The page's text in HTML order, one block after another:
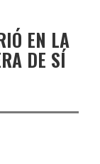
EN LA
DE SÍ